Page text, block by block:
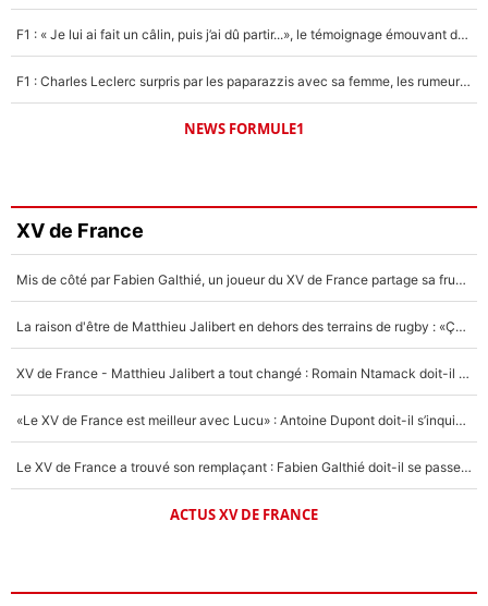
F1 : « Je lui ai fait un câlin, puis j’ai dû partir...», le témoignage émouvant de Max Verstappen sur sa fille
F1 : Charles Leclerc surpris par les paparazzis avec sa femme, les rumeurs étaient vraies !
NEWS FORMULE1
XV de France
Mis de côté par Fabien Galthié, un joueur du XV de France partage sa frustration : «ils ne me l’ont pas dit tout de suite»
La raison d'être de Matthieu Jalibert en dehors des terrains de rugby : «Ça m'atteint autant que si tu touches à un membre de ma famille»
XV de France - Matthieu Jalibert a tout changé : Romain Ntamack doit-il s’inquiéter pour sa place à un an de la Coupe du monde ?
«Le XV de France est meilleur avec Lucu» : Antoine Dupont doit-il s’inquiéter pour sa place ?
Le XV de France a trouvé son remplaçant : Fabien Galthié doit-il se passer d'Antoine Dupont ?
ACTUS XV DE FRANCE